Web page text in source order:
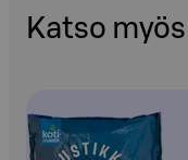
Katso myös